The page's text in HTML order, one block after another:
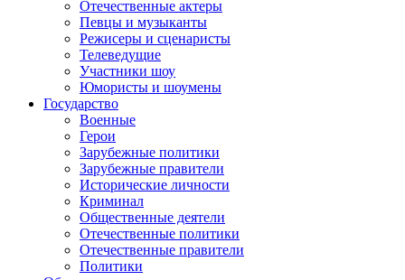
Отечественные актеры
Певцы и музыканты
Режисеры и сценаристы
Телеведущие
Участники шоу
Юмористы и шоумены
Государство
Военные
Герои
Зарубежные политики
Зарубежные правители
Исторические личности
Криминал
Общественные деятели
Отечественные политики
Отечественные правители
Политики